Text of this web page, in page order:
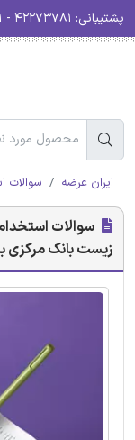
پشتیبانی:
ایران عرضه سوالات
سوالات
زیست بانک مرکزی